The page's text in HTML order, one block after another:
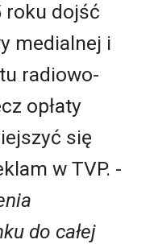
roku dojść
medialnej i
radiowo-
opłaty
się
w TVP. -
do całej